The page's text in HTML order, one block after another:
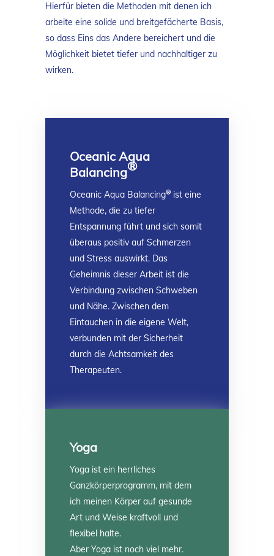
Hierfür bieten die Methoden mit denen ich
arbeite eine solide und breitgefächerte Basis,
so dass Eins das Andere bereichert und die
Möglichkeit bietet tiefer und nachhaltiger zu
wirken.
Oceanic Aqua
Balancing®
Oceanic Aqua Balancing® ist eine
Methode, die zu tiefer
Entspannung führt und sich somit
überaus positiv auf Schmerzen
und Stress auswirkt. Das
Geheimnis dieser Arbeit ist die
Verbindung zwischen Schweben
und Nähe. Zwischen dem
Eintauchen in die eigene Welt,
verbunden mit der Sicherheit
durch die Achtsamkeit des
Therapeuten.
Yoga
Yoga ist ein herrliches
Ganzkörperprogramm, mit dem
ich meinen Körper auf gesunde
Art und Weise kraftvoll und
flexibel halte.
Aber Yoga ist noch viel mehr.